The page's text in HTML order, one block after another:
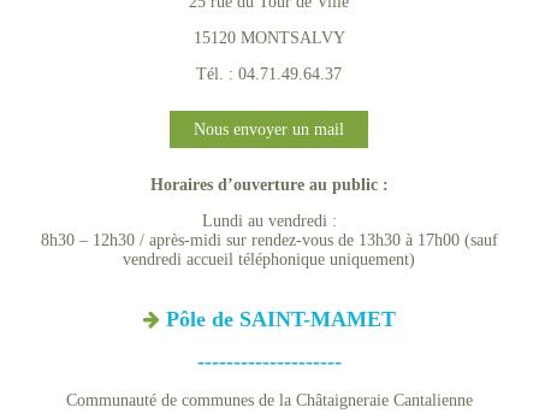
15120 MONTSALVY
Tél. : 04.71.49.64.37
Nous envoyer un mail
Horaires d’ouverture au public :
Lundi au vendredi :
8h30 – 12h30 / après-midi sur rendez-vous de 13h30 à 17h00 (sauf
vendredi accueil téléphonique uniquement)
Pôle de SAINT-MAMET
--------------------
Communauté de communes de la Châtaigneraie Cantalienne